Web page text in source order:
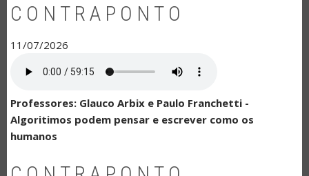
CONTRAPONTO
11/07/2026
Professores: Glauco Arbix e Paulo Franchetti -
Algoritimos podem pensar e escrever como os
humanos